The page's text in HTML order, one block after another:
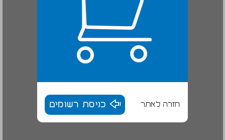
חזרה לאתר כניסת רשומים